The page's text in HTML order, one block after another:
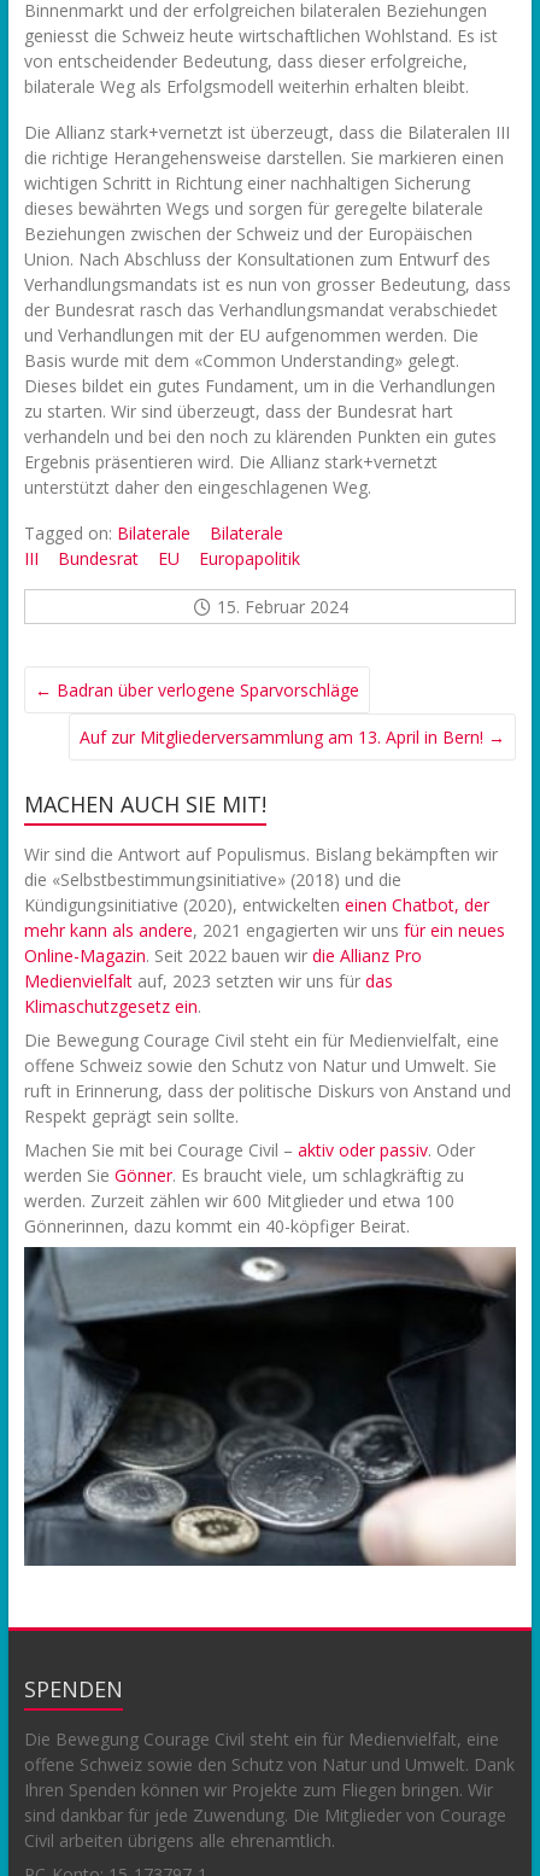
Binnenmarkt und der erfolgreichen bilateralen Beziehungen
geniesst die Schweiz heute wirtschaftlichen Wohlstand. Es ist
von entscheidender Bedeutung, dass dieser erfolgreiche,
bilaterale Weg als Erfolgsmodell weiterhin erhalten bleibt.
Die Allianz stark+vernetzt ist überzeugt, dass die Bilateralen III
die richtige Herangehensweise darstellen. Sie markieren einen
wichtigen Schritt in Richtung einer nachhaltigen Sicherung
dieses bewährten Wegs und sorgen für geregelte bilaterale
Beziehungen zwischen der Schweiz und der Europäischen
Union. Nach Abschluss der Konsultationen zum Entwurf des
Verhandlungsmandats ist es nun von grosser Bedeutung, dass
der Bundesrat rasch das Verhandlungsmandat verabschiedet
und Verhandlungen mit der EU aufgenommen werden. Die
Basis wurde mit dem «Common Understanding» gelegt.
Dieses bildet ein gutes Fundament, um in die Verhandlungen
zu starten. Wir sind überzeugt, dass der Bundesrat hart
verhandeln und bei den noch zu klärenden Punkten ein gutes
Ergebnis präsentieren wird. Die Allianz stark+vernetzt
unterstützt daher den eingeschlagenen Weg.
Tagged on: Bilaterale
Bilaterale
III
Bundesrat EU Europapolitik
15. Februar 2024
← Badran über verlogene Sparvorschläge
Auf zur Mitgliederversammlung am 13. April in Bern! →
MACHEN AUCH SIE MIT!
Wir sind die Antwort auf Populismus. Bislang bekämpften wir
die «Selbstbestimmungsinitiative» (2018) und die
Kündigungsinitiative (2020), entwickelten einen Chatbot, der
mehr kann als andere, 2021 engagierten wir uns für ein neues
Online-Magazin. Seit 2022 bauen wir die Allianz Pro
Medienvielfaltauf, 2023 setzten wir uns für das
Klimaschutzgesetz ein.
Die Bewegung Courage Civil steht ein für Medienvielfalt, eine
offene Schweiz sowie den Schutz von Natur und Umwelt. Sie
ruft in Erinnerung, dass der politische Diskurs von Anstand und
Respekt geprägt sein sollte.
Machen Sie mit bei Courage Civil – aktiv oder passiv. Oder
werden Sie Gönner. Es braucht viele, um schlagkräftig zu
werden. Zurzeit zählen wir 600 Mitglieder und etwa 100
Gönnerinnen, dazu kommt ein 40-köpfiger Beirat.
SPENDEN
Die Bewegung Courage Civil steht ein für Medienvielfalt, eine
offene Schweiz sowie den Schutz von Natur und Umwelt. Dank
Ihren Spenden können wir Projekte zum Fliegen bringen. Wir
sind dankbar für jede Zuwendung. Die Mitglieder von Courage
Civil arbeiten übrigens alle ehrenamtlich.